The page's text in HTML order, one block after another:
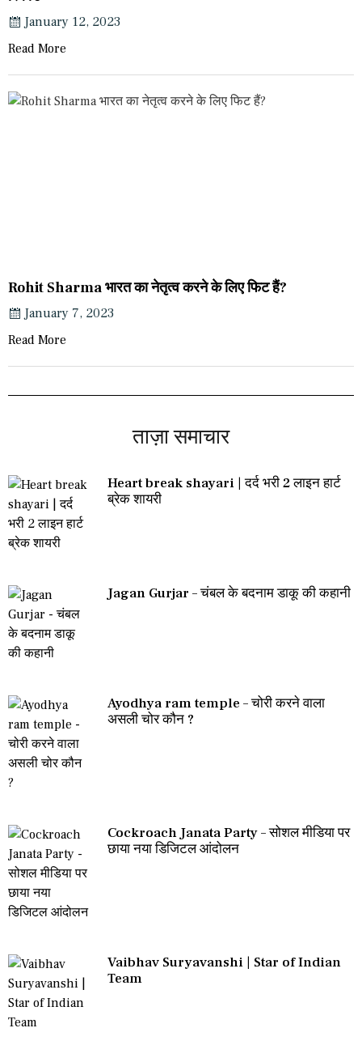
January 12, 2023
Read More
Rohit Sharma भारत का नेतृत्व करने के लिए फिट हैं?
January 7, 2023
Read More
ताज़ा समाचार
Heart break shayari | दर्द भरी 2 लाइन हार्ट
ब्रेक शायरी
Jagan Gurjar – चंबल के बदनाम डाकू की कहानी
Ayodhya ram temple – चोरी करने वाला
असली चोर कौन ?
Cockroach Janata Party – सोशल मीडिया पर
छाया नया डिजिटल आंदोलन
Vaibhav Suryavanshi | Star of Indian
Team